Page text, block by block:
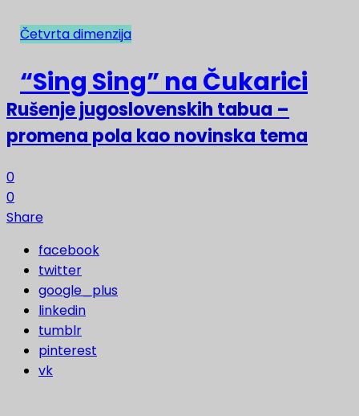
NAJNOVIJE
Rušenje jugoslovenskih tabua –
promena pola kao novinska tema
0
0
Share
facebook
twitter
google_plus
linkedin
tumblr
pinterest
vk
Četvrta dimenzija
“Sing Sing” na Čukarici